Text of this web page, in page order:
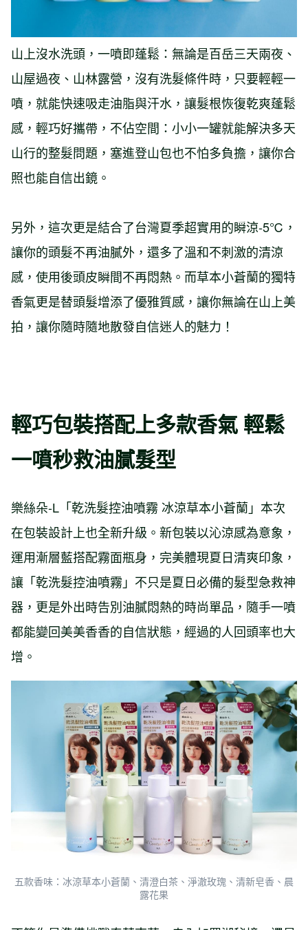
山上沒水洗頭，一噴即蓬鬆：無論是百岳三天兩夜、
山屋過夜、山林露營，沒有洗髮條件時，只要輕輕一
噴，就能快速吸走油脂與汗水，讓髮根恢復乾爽蓬鬆
感，輕巧好攜帶，不佔空間：小小一罐就能解決多天
山行的整髮問題，塞進登山包也不怕多負擔，讓你合
照也能自信出鏡。
另外，這次更是結合了台灣夏季超實用的瞬涼-5℃，
讓你的頭髮不再油膩外，還多了溫和不刺激的清涼
感，使用後頭皮瞬間不再悶熱。而草本小蒼蘭的獨特
香氣更是替頭髮增添了優雅質感，讓你無論在山上美
拍，讓你隨時隨地散發自信迷人的魅力！
輕巧包裝搭配上多款香氣 輕鬆
一噴秒救油膩髮型
樂絲朵-L「乾洗髮控油噴霧 冰涼草本小蒼蘭」本次
在包裝設計上也全新升級。新包裝以沁涼感為意象，
運用漸層藍搭配霧面瓶身，完美體現夏日清爽印象，
讓「乾洗髮控油噴霧」不只是夏日必備的髮型急救神
器，更是外出時告別油膩悶熱的時尚單品，隨手一噴
都能變回美美香香的自信狀態，經過的人回頭率也大
增。
五款香味：冰涼草本小蒼蘭、清澄白茶、淨澈玫瑰、清新皂香、晨
露花果